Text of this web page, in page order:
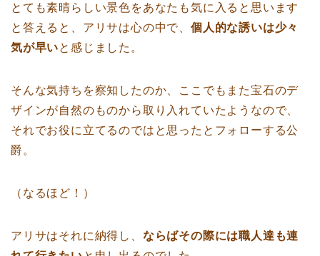
とても素晴らしい景色をあなたも気に入ると思います
と答えると、アリサは心の中で、 個人的な誘いは少々
気が早いと感じました。
そんな気持ちを察知したのか、ここでもまた宝石のデ
ザインが自然のものから取り入れていたようなので、
それでお役に立てるのではと思ったとフォローする公
爵。
（なるほど！）
アリサはそれに納得し、 ならばその際には職人達も連